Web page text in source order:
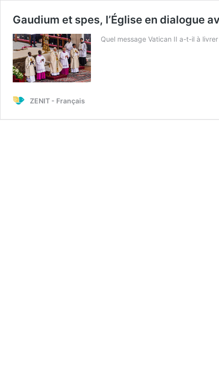
Gaudium et spes, l’Église en dialogue
Quel message Vatican II a-t-il à
ZENIT - Français